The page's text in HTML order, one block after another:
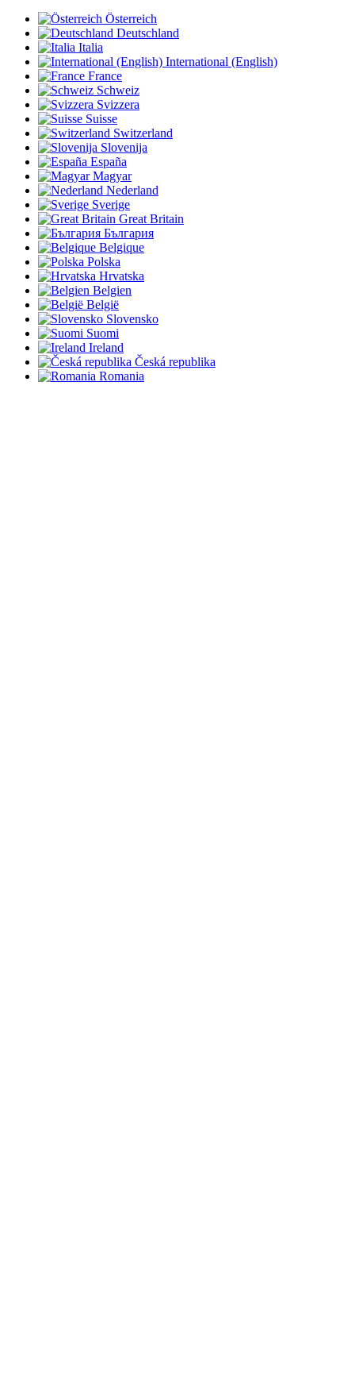
Österreich
Deutschland
Italia
International (English)
France
Schweiz
Svizzera
Suisse
Switzerland
Slovenija
España
Magyar
Nederland
Sverige
Great Britain
България
Belgique
Polska
Hrvatska
Belgien
België
Slovensko
Suomi
Ireland
Česká republika
Romania